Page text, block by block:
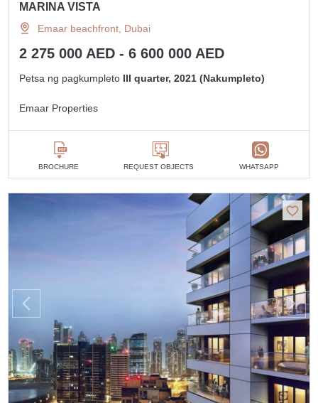
MARINA VISTA
Emaar beachfront, Dubai
2 275 000 AED - 6 600 000 AED
Petsa ng pagkumpleto III quarter, 2021 (Nakumpleto)
Emaar Properties
BROCHURE REQUEST OBJECTS WHATSAPP